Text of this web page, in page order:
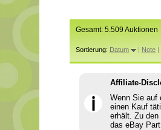
Gesamt: 5.509 Auktionen
Sortierung: Datum | Note |
ℹ
Affiliate-
Wenn Sie auf
einen Kauf
erhält. Zu den
das eBay